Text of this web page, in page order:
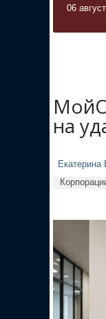
06
на
Екатерина